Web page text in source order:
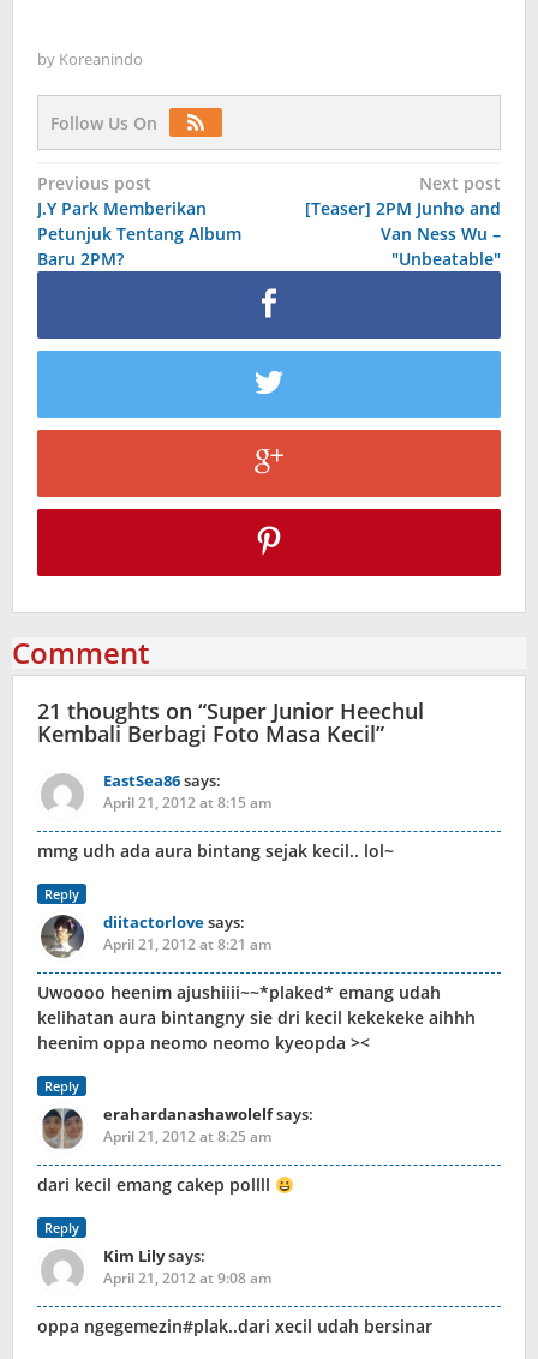
by Koreanindo
Follow Us On
Post
navigation
Previous post
J.Y Park Memberikan
Petunjuk Tentang Album
Baru 2PM?
Next post
[Teaser] 2PM Junho and
Van Ness Wu –
"Unbeatable"
Comment
21 thoughts on “Super Junior Heechul
Kembali Berbagi Foto Masa Kecil”
EastSea86says:
April 21, 2012 at 8:15 am
mmg udh ada aura bintang sejak kecil.. lol~
Reply
diitactorlovesays:
April 21, 2012 at 8:21 am
Uwoooo heenim ajushiiii~~*plaked* emang udah
kelihatan aura bintangny sie dri kecil kekekeke aihhh
heenim oppa neomo neomo kyeopda ><
Reply
erahardanashawolelfsays:
April 21, 2012 at 8:25 am
dari kecil emang cakep pollll
Reply
Kim Lilysays:
April 21, 2012 at 9:08 am
oppa ngegemezin#plak..dari xecil udah bersinar